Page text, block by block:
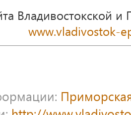
Владивостокской
www.vladivostok-